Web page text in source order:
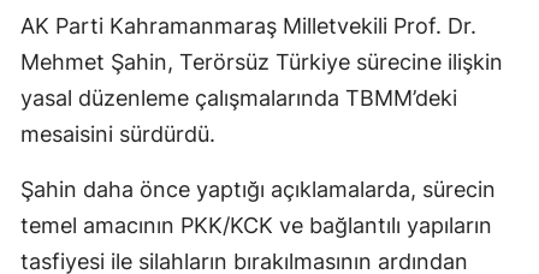
AK Parti Kahramanmaraş Milletvekili Prof. Dr.
Mehmet Şahin, Terörsüz Türkiye sürecine ilişkin
yasal düzenleme çalışmalarında TBMM’deki
mesaisini sürdürdü.
Şahin daha önce yaptığı açıklamalarda, sürecin
temel amacının PKK/KCK ve bağlantılı yapıların
tasfiyesi ile silahların bırakılmasının ardından